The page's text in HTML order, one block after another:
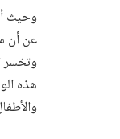
وحيث
عن أن
وتخسر
هذه